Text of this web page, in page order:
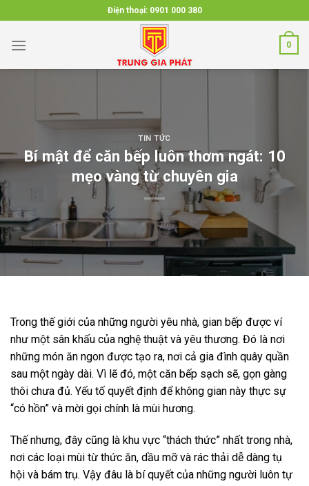
to
content
Điện thoại: 0901 000 380
0
TIN TỨC
Bí mật để căn bếp luôn thơm ngát: 10
mẹo vàng từ chuyên gia
Trong thế giới của những người yêu nhà, gian bếp được ví
như một sân khấu của nghệ thuật và yêu thương. Đó là nơi
những món ăn ngon được tạo ra, nơi cả gia đình quây quần
sau một ngày dài. Vì lẽ đó, một căn bếp sạch sẽ, gọn gàng
thôi chưa đủ. Yếu tố quyết định để không gian này thực sự
“có hồn” và mời gọi chính là mùi hương.
Thế nhưng, đây cũng là khu vực “thách thức” nhất trong nhà,
nơi các loại mùi từ thức ăn, dầu mỡ và rác thải dễ dàng tụ
hội và bám trụ. Vậy đâu là bí quyết của những người luôn tự